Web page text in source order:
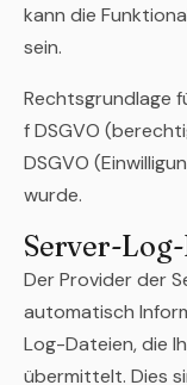
kann die
sein.
Rechtsgrundlage
f DSGVO
DSGVO
wurde.
Server-
Der Provider der
automatisch
Log-Dateien, die
übermittelt. Dies